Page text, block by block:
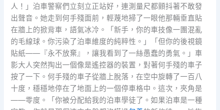
人！」泊車警察們立刻立正站好，連測量尺都顫抖著不敢發
出聲音。她走到何手殘面前，輕蔑地掃了一眼他那輛垂直貼
在牆上的掀背車，語氣冰冷。「新手，你的車技像一團混亂
的毛線球。你污染了泊車維度的純粹性。」「但你的後視鏡
貼紙——『永不放棄』，讓我看到了一絲愚蠢的勇氣。」車
影大人突然掏出一個像是遙控器的裝置，對著何手殘的車子
按了一下。何手殘的車子從牆上脫落，在空中旋轉了一百八
十度，穩穩地停在了地面上的一個停車格中。這次，夾角是
——零度。「你被分配給我的泊車學徒了。如果泊車是一種